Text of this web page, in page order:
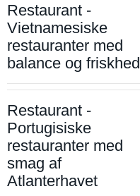
Restaurant -
Vietnamesiske
restauranter med
balance og friskhed
Restaurant -
Portugisiske
restauranter med
smag af
Atlanterhavet